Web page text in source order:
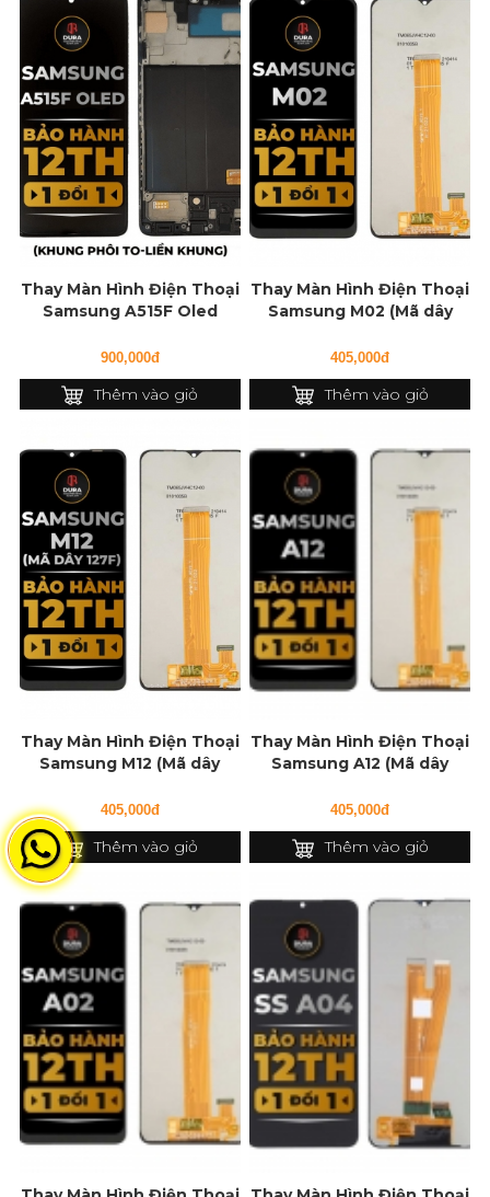
Thay Màn Hình Điện Thoại
Samsung A515F Oled
900,000đ
Thêm vào giỏ
Thay Màn Hình Điện Thoại
Samsung M02 (Mã dây
405,000đ
Thêm vào giỏ
Thay Màn Hình Điện Thoại
Samsung M12 (Mã dây
405,000đ
Thêm vào giỏ
Thay Màn Hình Điện Thoại
Samsung A12 (Mã dây
405,000đ
Thêm vào giỏ